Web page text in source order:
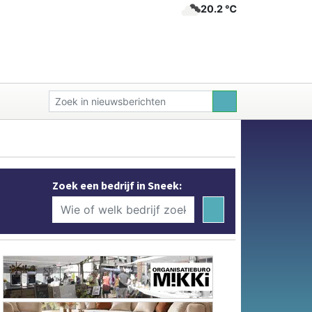
20.2 ℃
Zoek een bedrijf in Sneek: